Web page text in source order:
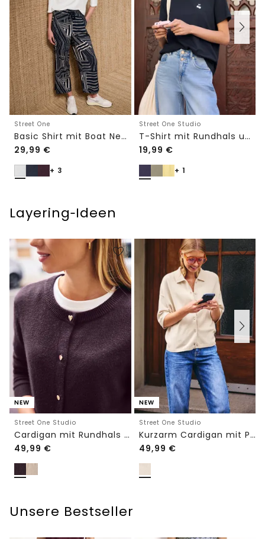
Street One
Basic Shirt mit Boat Neck und Elastikbund
29,99 €
+ 3
Street One Studio
T-Shirt mit Rundhals und Embroidery-Detail
19,99 €
+ 1
Layering‑Ideen
NEW
Street One Studio
Cardigan mit Rundhals und Knöpfen
49,99 €
NEW
Street One Studio
Kurzarm Cardigan mit Polokragen
49,99 €
Unsere Bestseller